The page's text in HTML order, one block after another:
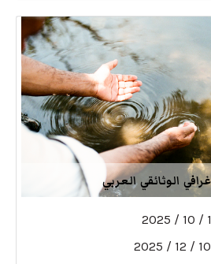
الوثائقي العربي
10 / 12 / 2025